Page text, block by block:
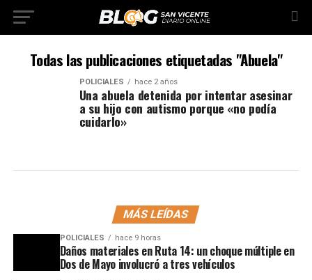
Todas las publicaciones etiquetadas "Abuela"
POLICIALES hace 2 años
Una abuela detenida por intentar asesinar
a su hijo con autismo porque «no podía
cuidarlo»
MÁS LEÍDAS
POLICIALES hace 9 horas
Daños materiales en Ruta 14: un choque múltiple en
Dos de Mayo involucró a tres vehículos